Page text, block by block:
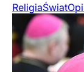
ReligiaŚwiat